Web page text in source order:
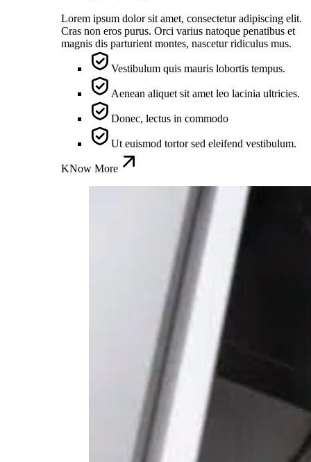
Lorem ipsum dolor sit amet, consectetur adipiscing elit.
Cras non eros purus. Orci varius natoque penatibus et
magnis dis parturient montes, nascetur ridiculus mus.
Vestibulum quis mauris lobortis tempus.
Aenean aliquet sit amet leo lacinia ultricies.
Donec, lectus in commodo
Ut euismod tortor sed eleifend vestibulum.
KNow More